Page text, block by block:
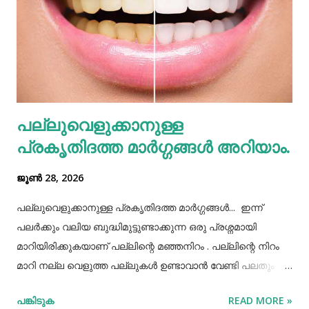
ശ്രദ്ധിക്കേണ്ടതുണ്ട്. കുറെ ആളുകൾക്ക് ഒരുമിച്ച് കഴിക്കാൻ
കൊണ്ടുവന്ന ഭക്ഷണം നമ്മൾ നമ്മുടെ പാത്രത്തിലേക്ക് ധൃതി
കൂട്ടി എടുത്തിട്ട് കഴിച്ചു തീർക്കുന്നതും ഒരിക്കലും ശരിയായ
രീതിയല്ല. ഇത് മറ്റുള്ളവർക്ക് നമ്മളെക്കുറിച്ച് വളരെ
തെറ്റിദ്ധാരണ ഉണ്ടാക്കാൻ കാരണമായിത്തീരും. അതുപോലെ
വെള്ളം പോലെയുള്ള സാധനങ്ങൾ ഒരു പാത്രത്തിൽ
കൊണ്ടുവച്ചാൽ അത് അപ്പാടെ കുടിക്കാതെ മറ്റുള്ളവർക്ക്
കൂട...
പല്ലുവെളുക്കാനുള്ള
പ്രകൃതിദത്ത മാര്‍ഗ്ഗങ്ങള്‍ അറിയാം.
ജൂൺ 28, 2026
പല്ലുവെളുക്കാനുള്ള പ്രകൃതിദത്ത മാര്‍ഗ്ഗങ്ങള്‍... ഇന്ന്
പലർക്കും വലിയ ബുദ്ധിമുട്ടുണ്ടാക്കുന്ന ഒരു പ്രശ്നമായി
മാറിയിരിക്കുകയാണ് പല്ലിന്റെ മഞ്ഞനിറം . പല്ലിന്റെ നിറം
മാറി നല്ല വെളുത്ത പല്ലുകൾ ഉണ്ടാവാൻ വേണ്ടി പലതും
പല്ലിന്‍റെ മഞ്ഞനിറം മാറ്റാന്‍ പല മാര്‍ഗ്ഗങ്ങളും
പങ്കിടുക READ MORE »